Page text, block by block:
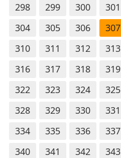
298
299 300 301
304
305 306 307
310
311 312 313
316
317 318 319
322
323 324 325
328
329 330 331
334
335 336 337
340
341 342 343